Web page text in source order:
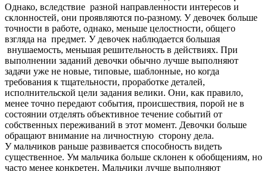
Однако, вследствие разной направленности интересов и
склонностей, они проявляются по-разному. У девочек больше
точности в работе, однако, меньше целостности, общего
взгляда на предмет. У девочек наблюдается большая
внушаемость, меньшая решительность в действиях. При
выполнении заданий девочки обычно лучше выполняют
задачи уже не новые, типовые, шаблонные, но когда
требования к тщательности, проработке деталей,
исполнительской цели задания велики. Они, как правило,
менее точно передают события, происшествия, порой не в
состоянии отделять объективное течение событий от
собственных переживаний в этот момент. Девочки больше
обращают внимание на личностную сторону дела.
У мальчиков раньше развивается способность видеть
существенное. Ум мальчика больше склонен к обобщениям, но
часто менее конкретен. Мальчики лучше выполняют